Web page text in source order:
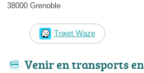
38000 Grenoble
Trajet Waze
Venir en transports